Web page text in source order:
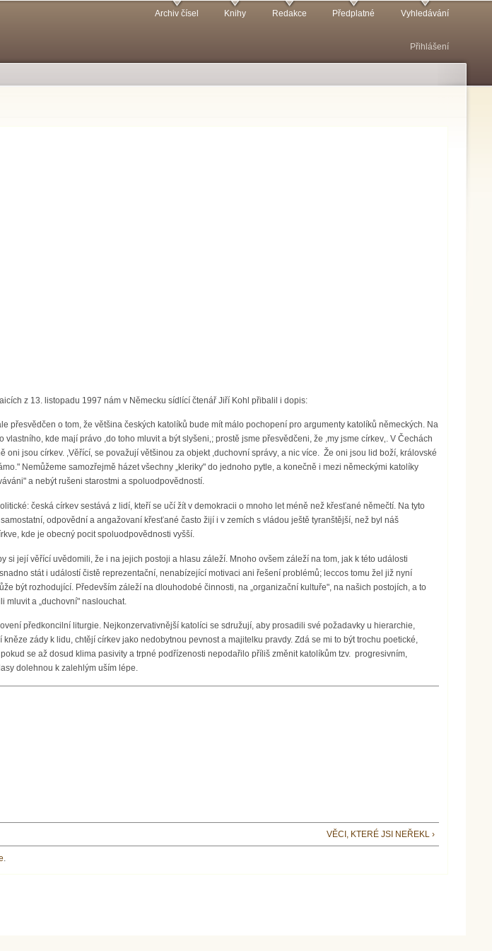
Archiv čísel Knihy Redakce Předplatné Vyhledávání
Přihlášení
z 13. listopadu 1997 nám v Německu sídlící čtenář Jiří Kohl přibalil i dopis:
přesvědčen o tom, že většina českých katolíků bude mít málo pochopení pro argumenty katolíků německých. Na
kde mají právo ,do toho mluvit a být slyšeni‚; prostě jsme přesvědčeni, že ,my jsme církev‚. V Čechách
jsou církev. ,Věřící‚ se považují většinou za objekt ,duchovní správy‚ a nic více. Že oni jsou lid boží, královské
Nemůžeme samozřejmě házet všechny „kleriky" do jednoho pytle, a konečně i mezi německými katolíky
a nebýt rušeni starostmi a spoluodpovědností.
česká církev sestává z lidí, kteří se učí žít v demokracii o mnoho let méně než křesťané němečtí. Na tyto
odpovědní a angažovaní křesťané často žijí i v zemích s vládou ještě tyranštější, než byl náš
kde je obecný pocit spoluodpovědnosti vyšší.
si její věřící uvědomili, že i na jejich postoji a hlasu záleží. Mnoho ovšem záleží na tom, jak k této události
stát i událostí čistě reprezentační, nenabízející motivaci ani řešení problémů; leccos tomu žel již nyní
být rozhodující. Především záleží na dlouhodobé činnosti, na „organizační kultuře", na našich postojích, a to
mluvit a „duchovní" naslouchat.
předkoncilní liturgie. Nejkonzervativnější katolíci se sdružují, aby prosadili své požadavky u hierarchie,
zády k lidu, chtějí církev jako nedobytnou pevnost a majitelku pravdy. Zdá se mi to být trochu poetické,
se až dosud klima pasivity a trpné podřízenosti nepodařilo příliš změnit katolíkům tzv. progresivním,
dolehnou k zalehlým uším lépe.
VĚCI, KTERÉ JSI NEŘEKL ›
.